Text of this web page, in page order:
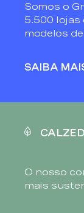
Somos o
5.500 lojas
modelos
SAIBA
O nosso
mais